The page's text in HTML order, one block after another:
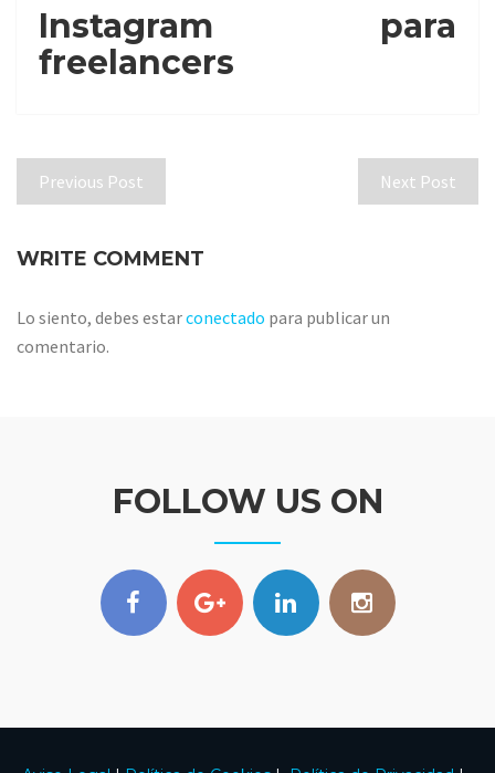
Instagram para
freelancers
Previous Post Next Post
WRITE COMMENT
Lo siento, debes estarconectado para publicar un
comentario.
FOLLOW US ON